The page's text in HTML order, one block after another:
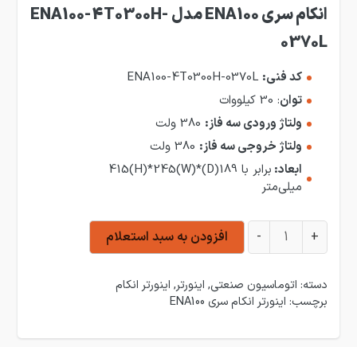
انکام سری ENA100 مدل ENA100-4T0300H-
0370L
کد فنی: ENA100-4T0300H-0370L
توان: 30 کیلووات
ولتاژ ورودی سه فاز:
ولتاژ خروجی سه فاز:
ابعاد:
برابر با 189(D)*415(H)*245(W)
میلی‌متر
اینورتر 30 کیلووات سه فاز انکام سری ENA100 مدل ENA100-4T0300H-0370L عدد
+
- افزودن به سبد استعلام
دسته: اتوماسیون صنعتی, اینورتر, اینورتر انکام
برچسب: اینورتر انکام سری ENA100